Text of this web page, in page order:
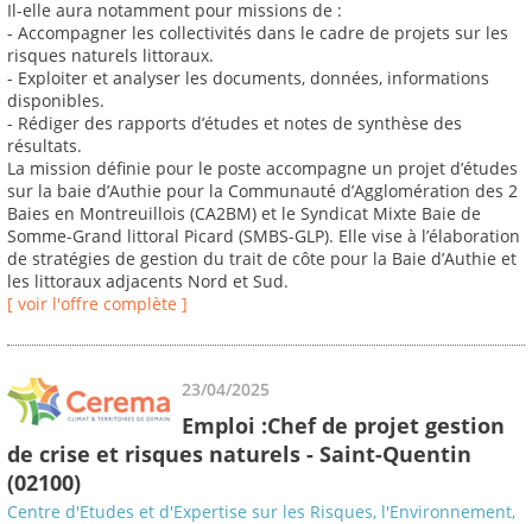
Il-elle aura notamment pour missions de :
- Accompagner les collectivités dans le cadre de projets sur les
risques naturels littoraux.
- Exploiter et analyser les documents, données, informations
disponibles.
- Rédiger des rapports d’études et notes de synthèse des
résultats.
La mission définie pour le poste accompagne un projet d’études
sur la baie d’Authie pour la Communauté d’Agglomération des 2
Baies en Montreuillois (CA2BM) et le Syndicat Mixte Baie de
Somme-Grand littoral Picard (SMBS-GLP). Elle vise à l’élaboration
de stratégies de gestion du trait de côte pour la Baie d’Authie et
les littoraux adjacents Nord et Sud.
[ voir l'offre complète ]
23/04/2025
Emploi :Chef de projet gestion
de crise et risques naturels - Saint-Quentin
(02100)
Centre d'Etudes et d'Expertise sur les Risques, l'Environnement,